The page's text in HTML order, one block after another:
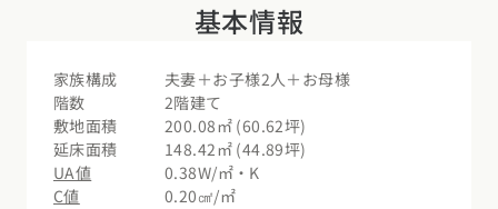
基本情報
家族構成
夫妻＋お子様2人＋お母様
階数
2階建て
敷地面積
200.08㎡ (60.62坪)
延床面積
148.42㎡ (44.89坪)
UA値
0.38W/㎡・K
C値
0.20㎠/㎡